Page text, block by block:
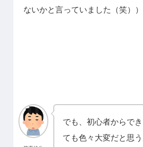
ないかと言っていました（笑））
でも、初心者からで
ても色々大変だと思